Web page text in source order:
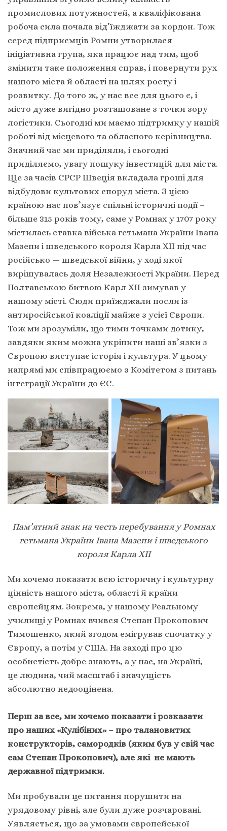
промислових потужностей, а кваліфікована
робоча сила почала від’їжджати за кордон. Тож
серед підприємців Ромни утворилася
ініціативна група, яка працює над тим, щоб
змінити таке положення справ, і повернути рух
нашого міста й області на шлях росту і
розвитку. До того ж, у нас все для цього є, і
місто дуже вигідно розташоване з точки зору
логістики. Сьогодні ми маємо підтримку у нашій
роботі від місцевого та обласного керівництва.
Значний час ми приділяли, і сьогодні
приділяємо, увагу пошуку інвестицій для міста.
Ще за часів СРСР Швеція вкладала гроші для
відбудови культових споруд міста. З цією
країною нас пов’язує спільні історичні події –
більше 315 років тому, саме у Ромнах у 1707 року
містилась ставка війська гетьмана України Iвана
Мазепи і шведського короля Карла XII під час
російсько — шведської війни, у ході якої
вирішувалась доля Незалежності України. Перед
Полтавською битвою Карл XII зимував у
нашому місті. Сюди приїжджали посли із
антиросійської коаліції майже з усієї Європи.
Тож ми зрозуміли, що тими точками дотику,
завдяки яким можна укріпити наші зв’язки з
Європою виступає історія і культура. У цьому
напрямі ми співпрацюємо з Комітетом з питань
інтеграції України до ЄС.
Пам’ятний знак на честь перебування у Ромнах
гетьмана України Iвана Мазепи і шведського
короля Карла XII
Ми хочемо показати всю історичну і культурну
цінність нашого міста, області й країни
європейцям. Зокрема, у нашому Реальному
училищі у Ромнах вчився Степан Прокопович
Тимошенко, який згодом емігрував спочатку у
Європу, а потім у США. На заході про цю
особистість добре знають, а у нас, на Україні, –
це людина, чий масштаб і значущість
абсолютно недооцінена.
Перш за все, ми хочемо показати і розказати
про наших «Кулібіних» – про талановитих
конструкторів, самородків (яким був у свій час
сам Степан Прокопович), але які не мають
державної підтримки.
Ми пробували це питання порушити на
урядовому рівні, але були дуже розчаровані.
Уявляється, що за умовами європейської